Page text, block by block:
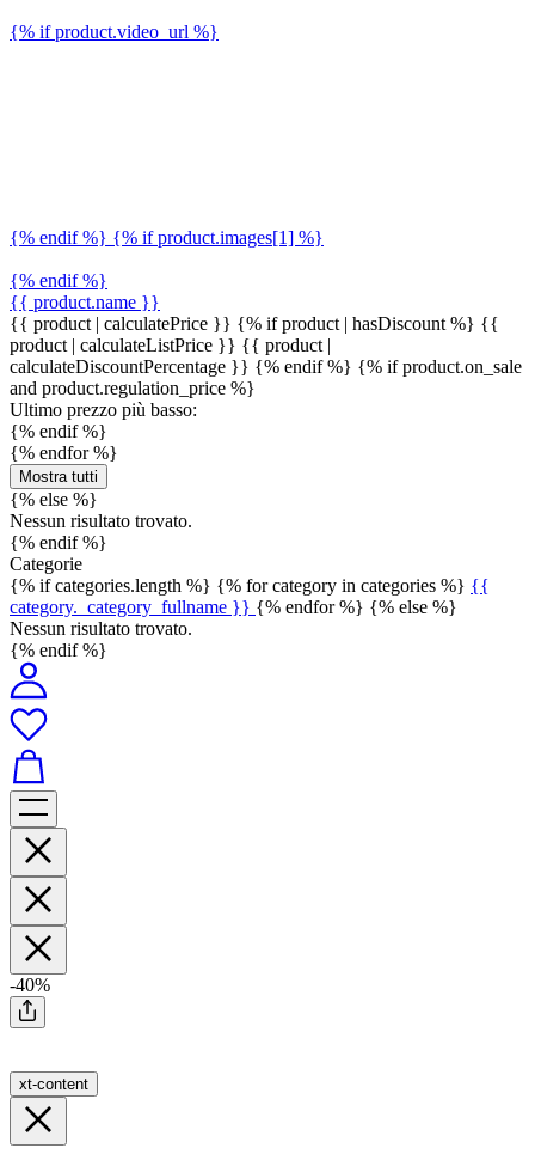
{% if product.video_url %}
{% endif %} {% if product.images[1] %}
{% endif %}
{{ product.name }}
{{ product | calculatePrice }} {% if product | hasDiscount %} {{
product | calculateListPrice }} {{ product |
calculateDiscountPercentage }} {% endif %} {% if product.on_sale
and product.regulation_price %}
Ultimo prezzo più basso:
{% endif %}
{% endfor %}
Mostra tutti
{% else %}
Nessun risultato trovato.
{% endif %}
Categorie
{% if categories.length %} {% for category in categories %} {{
category._category_fullname }} {% endfor %} {% else %}
Nessun risultato trovato.
{% endif %}
-40%
xt-content